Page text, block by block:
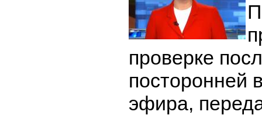
проверке
посторонней
эфира,